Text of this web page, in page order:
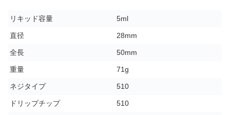
リキッド容量 5ml
直径 28mm
全長 50mm
重量 71g
ネジタイプ 510
ドリップチップ 510